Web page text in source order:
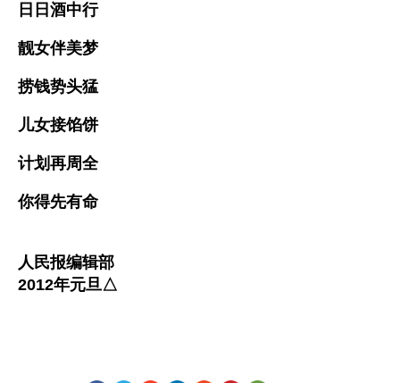
日日酒中行
靓女伴美梦
捞钱势头猛
儿女接馅饼
计划再周全
你得先有命
人民报编辑部
2012年元旦△